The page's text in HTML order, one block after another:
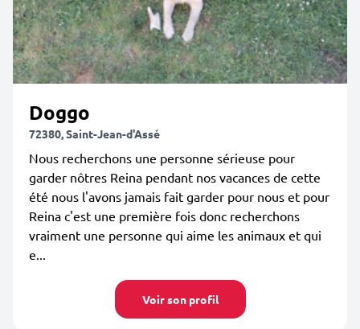
Doggo
72380, Saint-Jean-d'Assé
Nous recherchons une personne sérieuse pour
garder nôtres Reina pendant nos vacances de cette
été nous l'avons jamais fait garder pour nous et pour
Reina c'est une première fois donc recherchons
vraiment une personne qui aime les animaux et qui
e...
Voir son profil